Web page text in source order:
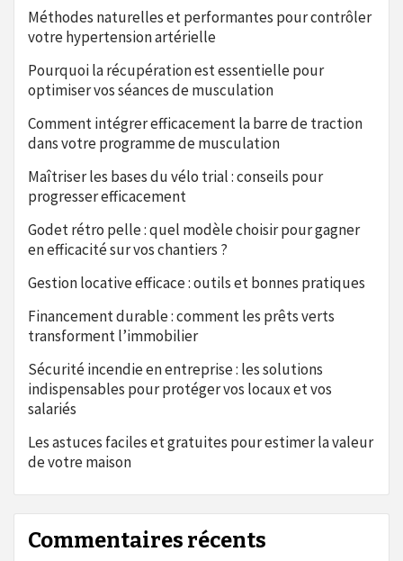
Méthodes naturelles et performantes pour contrôler
votre hypertension artérielle
Pourquoi la récupération est essentielle pour
optimiser vos séances de musculation
Comment intégrer efficacement la barre de traction
dans votre programme de musculation
Maîtriser les bases du vélo trial : conseils pour
progresser efficacement
Godet rétro pelle : quel modèle choisir pour gagner
en efficacité sur vos chantiers ?
Gestion locative efficace : outils et bonnes pratiques
Financement durable : comment les prêts verts
transforment l’immobilier
Sécurité incendie en entreprise : les solutions
indispensables pour protéger vos locaux et vos
salariés
Les astuces faciles et gratuites pour estimer la valeur
de votre maison
Commentaires récents